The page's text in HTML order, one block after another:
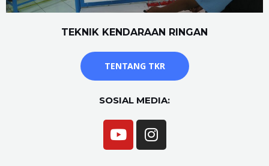
TEKNIK KENDARAAN RINGAN
TENTANG TKR
SOSIAL MEDIA: